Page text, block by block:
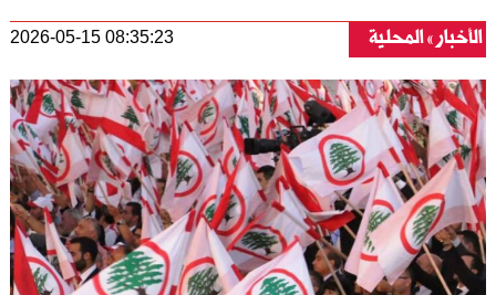
الأخبار المحلية 2026-05-15 08:35:23